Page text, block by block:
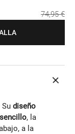
74,95 €
diseño
sencillo, la
a la